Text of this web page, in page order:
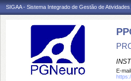
SIGAA - Sistema Integrado de Gestão de
E-